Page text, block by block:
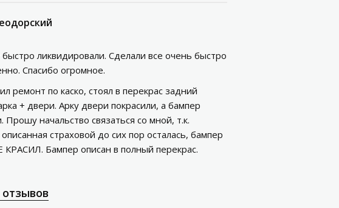
ликвидировали. Сделали все очень быстро
Спасибо огромное.
ремонт по каско, стоял в перекрас задний
+ двери. Арку двери покрасили, а бампер
Прошу начальство связаться со мной, т.к.
страховой до сих пор осталась, бампер
Бампер описан в полный перекрас.